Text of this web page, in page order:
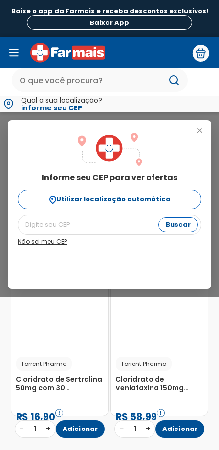
Baixe o app da Farmais e receba descontos exclusivos!
Baixar App
Qual a sua localização?
informe seu CEP
+
Informe seu CEP para ver ofertas
Utilizar localização automática
Buscar
Não sei meu CEP
torrent
Ordenar Por
relevância
66%
Torrent Pharma
Cloridrato de Sertralina
50mg com 30
R$16,90
− 1 + Adicionar
Torrent Pharma
Cloridrato de
Venlafaxina 150mg
R$58,99
− 1 + Adicionar